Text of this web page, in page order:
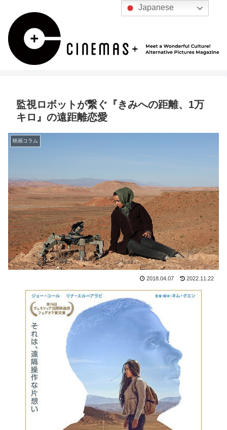
監視ロボットが繋ぐ『きみへの距離、1万
キロ』の遠距離恋愛
映画コラム
2018.04.07 2022.11.22
Japanese